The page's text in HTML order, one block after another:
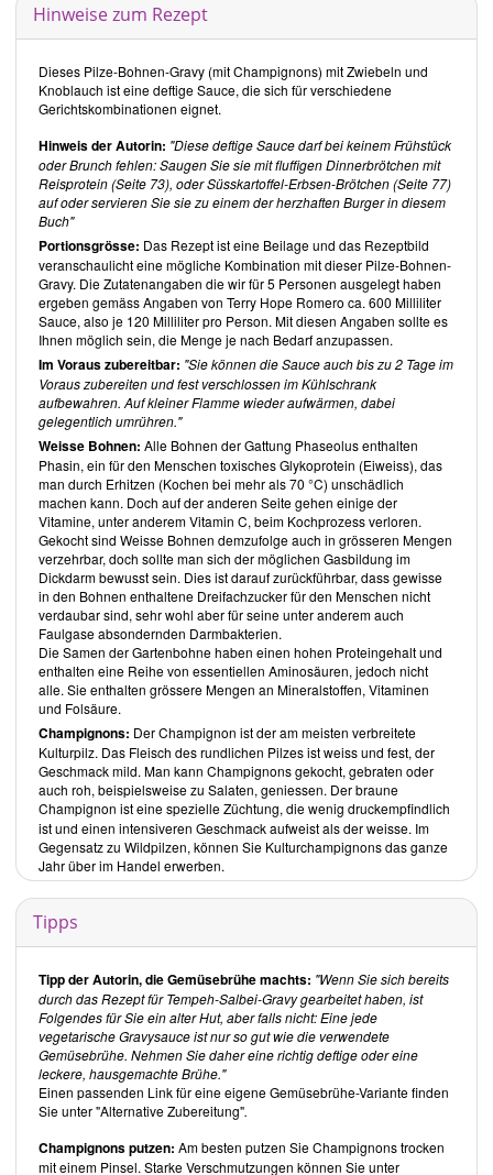
Inhalt des Buches
Sie alles über verschiedene Eiweissquellen und erhalten zahlreiche
Tipps für Vorrat und Küche. Im zweiten Teil sind die Rezepte
aufgeführt.
Teil 1: Im Reich des Protein-Ninjas
In diesem Teil gehtTerry Hope Romeroauf die unterschiedlichen
pflanzlichen Proteinquellen ein. Ihr Credo: Schmuggeln Sie
veganes Eiweiss in alle erdenklichen Mahlzeiten und Snacks .
Dafür verwendet die Autorin neben vollwertigen Nahrungsmitteln
auch unterschiedliche pflanzliche Proteinpulver. Da Eiweisspulver
den Geschmack und die Konsistenz der Rezepte verändern,
verwendet die Autorin für jedes Rezept ein bestimmtes Proteinpulver,
nämlich Eiweisspulver aus Hanf, braunem Reis oder Erbsen.
InVorrätesind eiweissreiche Zutaten besprochen.Grundlagen
beinhaltet Tipps, etwa zum Kochen und Einfrieren von Getreide und
Bohnen.Grundrezeptefür u.a. Bohnen und Seitan helfen, auf
unverarbeitete Produkte auszuweichen.
Teil 2: Rezepte
Jedes der aufgeführten Rezepte verfügt über entsprechende
Rezeptsymbole für: Glutenfrei, Sojafrei, Veganes Proteinpulver,
Erbsenprotein, Hanfprotein, Reisprotein, Sojaprotein (Tofu oder
Tempeh), Bohnenprotein (Bohnen ausser Soja- oder Erbsenprotein),
Weizenprotein sowie Nuss-/Samenprotein. Dadurch sind die jeweils
verwendeten Eiweissquellen leicht auszumachen.
Unaufhaltsame Smoothie-Bowls und Granola-Müslis
Unter Smoothie-Bowls sind Smoothies zum Löffeln zu verstehen, wie
beispielsweise dieMango-Avocado-Hanf-Smoothie-Bowl.
Des Ninjas Protein-Pfannkuchen, -Waffeln und viel, viel mehr
VonKürbis-Power-PfannkuchenüberKichererbsen-
Gemüsepfannkuchen mit Korianderminze-Apfel-Chutney- hier ist
eine breite Auswahl sehr unterschiedlicher Rezepte aufgeführt.
Die Protein-Backstube
Süsse Rezepte wieBlaubeer-Zitronen-Protein-Sconesoder
herzhafte, wieHanf-MaisbrotundSüsskartoffel-Erbsen-Brötchen
zeigen, wie vielfältig die Möglichkeiten sind.
Supertoast: herzhaft und süss
Hier finden Sie verschiedene Aufstriche. Als Beispiel sind derIngwer-
Kürbis-Adzuki-ToastundToast mit Spinat-Dill-Ricottagenannt.
Proteinbeladene Bratlinge und Burger
dazugehöriges Brot zu verstehen, wie derSuper-Hanfprotein-Bete-
Burgerund derLinsen-Walnuss-Braten.
Die besten Burgerbowls aller Zeiten
Burgerbowls bestehen aus frischem Blattgemüse bzw. Salat und
Dressing, kombiniert mit Bratlingen. Dadurch weisen sie ein
gesundes Verhältnis zwischen proteinhaltigen Nahrungsmitteln und
frischem Gemüse. DerKorma-Burger mit Kokosquinoa & Spinatsalat
Getreide- und Nudelbowls
Hinweise zum Rezept
Dieses Pilze-Bohnen-Gravy (mit Champignons) mit Zwiebeln und
Knoblauch ist eine deftige Sauce, die sich für verschiedene
Gerichtskombinationen eignet.
Hinweis der Autorin: "Diese deftige Sauce darf bei keinem Frühstück
oder Brunch fehlen: Saugen Sie sie mit fluffigen Dinnerbrötchen mit
Reisprotein (Seite 73), oder Süsskartoffel-Erbsen-Brötchen (Seite 77)
auf oder servieren Sie sie zu einem der herzhaften Burger in diesem
Buch"
Portionsgrösse: Das Rezept ist eine Beilage und das Rezeptbild
veranschaulicht eine mögliche Kombination mit dieser Pilze-Bohnen-
Gravy. Die Zutatenangaben die wir für 5 Personen ausgelegt haben
ergeben gemäss Angaben von Terry Hope Romero ca. 600 Milliliter
Sauce, also je 120 Milliliter pro Person. Mit diesen Angaben sollte es
Ihnen möglich sein, die Menge je nach Bedarf anzupassen.
Im Voraus zubereitbar: "Sie können die Sauce auch bis zu 2 Tage im
Voraus zubereiten und fest verschlossen im Kühlschrank
aufbewahren. Auf kleiner Flamme wieder aufwärmen, dabei
gelegentlich umrühren."
Weisse Bohnen: Alle Bohnen der Gattung Phaseolus enthalten
Phasin, ein für den Menschen toxisches Glykoprotein (Eiweiss), das
man durch Erhitzen (Kochen bei mehr als 70 °C) unschädlich
machen kann. Doch auf der anderen Seite gehen einige der
Vitamine, unter anderem Vitamin C, beim Kochprozess verloren.
Gekocht sind Weisse Bohnen demzufolge auch in grösseren Mengen
verzehrbar, doch sollte man sich der möglichen Gasbildung im
Dickdarm bewusst sein. Dies ist darauf zurückführbar, dass gewisse
in den Bohnen enthaltene Dreifachzucker für den Menschen nicht
verdaubar sind, sehr wohl aber für seine unter anderem auch
Faulgase absondernden Darmbakterien.
Die Samen der Gartenbohne haben einen hohen Proteingehalt und
enthalten eine Reihe von essentiellen Aminosäuren, jedoch nicht
alle. Sie enthalten grössere Mengen an Mineralstoffen, Vitaminen
und Folsäure.
Champignons: Der Champignon ist der am meisten verbreitete
Kulturpilz. Das Fleisch des rundlichen Pilzes ist weiss und fest, der
Geschmack mild. Man kann Champignons gekocht, gebraten oder
auch roh, beispielsweise zu Salaten, geniessen. Der braune
Champignon ist eine spezielle Züchtung, die wenig druckempfindlich
ist und einen intensiveren Geschmack aufweist als der weisse. Im
Gegensatz zu Wildpilzen, können Sie Kulturchampignons das ganze
Jahr über im Handel erwerben.
Tipps
Tipp der Autorin, die Gemüsebrühe machts: "Wenn Sie sich bereits
durch das Rezept für Tempeh-Salbei-Gravy gearbeitet haben, ist
Folgendes für Sie ein alter Hut, aber falls nicht: Eine jede
vegetarische Gravysauce ist nur so gut wie die verwendete
Gemüsebrühe. Nehmen Sie daher eine richtig deftige oder eine
leckere, hausgemachte Brühe."
Einen passenden Link für eine eigene Gemüsebrühe-Variante finden
Sie unter "Alternative Zubereitung".
Champignons putzen: Am besten putzen Sie Champignons trocken
mit einem Pinsel. Starke Verschmutzungen können Sie unter